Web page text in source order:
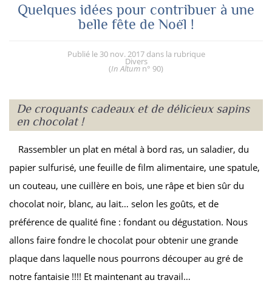
Quelques idées pour contribuer à une
belle fête de Noël !
Publié le 30 nov. 2017 dans la rubrique
Divers
(In Altum n° 90)
De croquants cadeaux et de délicieux sapins
en chocolat !
Rassembler un plat en métal à bord ras, un saladier, du
papier sulfurisé, une feuille de film alimentaire, une spatule,
un couteau, une cuillère en bois, une râpe et bien sûr du
chocolat noir, blanc, au lait… selon les goûts, et de
préférence de qualité fine : fondant ou dégustation. Nous
allons faire fondre le chocolat pour obtenir une grande
plaque dans laquelle nous pourrons découper au gré de
notre fantaisie !!!! Et maintenant au travail…